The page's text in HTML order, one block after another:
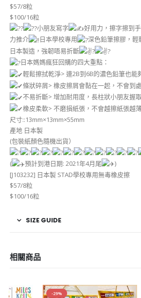
$57/8粒
$100/16粒
小朋友寫字
好用力，擦字擦到
力推介
日本學校專用
深色鉛筆擦膠，輕
日本製造，強韌唔易折斷
日本媽媽瘋狂回購的四大重點：
輕鬆擦拭乾淨> 連2B到6B的濃色鉛筆也能
條狀碎屑> 橡皮擦屑會黏在一起，不會到
不易折斷> 增加耐用度，長柱狀小朋友握
橡皮柔軟> 不磨損紙張，不會越擦紙張越
尺寸::13mm×13mm×55mm
產地 日本製
(包裝紙顏色隨機出貨）
( 預計到港日期: 2021年4月尾
)
[J103232] 日本製 STAD學校專用無毒橡皮擦
$57/8粒
$100/16粒
SIZE GUIDE
相關商品
-29%